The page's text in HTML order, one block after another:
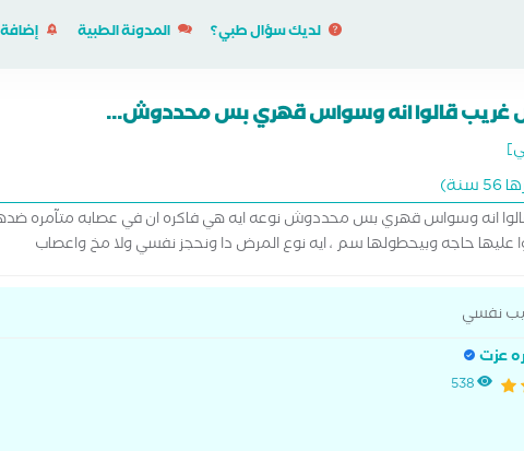
لديك سؤال طبي؟ المدونة الطبية
غريب قالوا انه وسواس قهري بس محددوش...
انه وسواس قهري بس محددوش نوعه ايه هي فاكره ان في عصابه متآمره ضدها
عليها حاجه وبيحطولها سم ، ايه نوع المرض دا ونحجز نفسي ولا مخ واعصاب
نفسي
عزت
538